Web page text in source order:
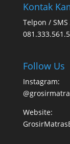
Kontak
Telpon /
Follow Us
Instagram:
Website: